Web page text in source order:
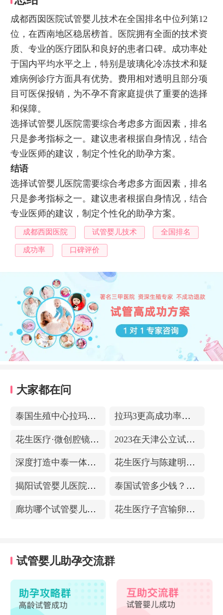
成都西囡医院试管婴儿技术在全国排名中位列第12
位，在西南地区稳居榜首。医院拥有全面的技术资
质、专业的医疗团队和良好的患者口碑。成功率处
于国内平均水平之上，特别是玻璃化冷冻技术和疑
难病例诊疗方面具有优势。费用相对透明且部分项
目可医保报销，为不孕不育家庭提供了重要的选择
和保障。
选择试管婴儿医院需要综合考虑多方面因素，排名
只是参考指标之一。建议患者根据自身情况，结合
专业医师的建议，制定个性化的助孕方案。
结语
选择试管婴儿医院需要综合考虑多方面因素，排名
只是参考指标之一。建议患者根据自身情况，结合
专业医师的建议，制定个性化的助孕方案。
成都西囡医院 试管婴儿技术 全国排名
成功率 口碑评价
大家都在问
泰国生殖中心拉玛3-更高成功率的保障-治愈系的医院环境 拉玛3更高成功率的保障——泰国超强实验室
花生医疗·微创腔镜中心 2023在天津公立试管医院排名，附带费用明细
深度打造中泰一体化医疗体系！花生医疗中国专家团赴泰考察交流 花生医疗与陈建明教授达成战略合作，共促精准保胎事业发展
揭阳试管婴儿医院排名，附带试管成功率 泰国试管多少钱？收费包含什么项目？不成功能退款？
廊坊哪个试管婴儿医院可以包成功？内附试管费用! 花生医疗子宫输卵管造影中心
试管婴儿助孕交流群